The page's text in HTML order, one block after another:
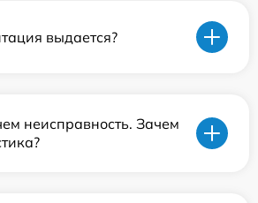
выдается?
неисправность. Зачем